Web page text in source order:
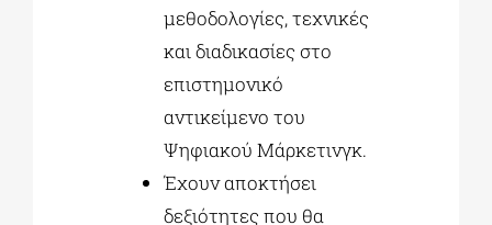
μεθοδολογίες, τεχνικές
και διαδικασίες στο
επιστημονικό
αντικείμενο του
Ψηφιακού Μάρκετινγκ.
Έχουν αποκτήσει
δεξιότητες που θα